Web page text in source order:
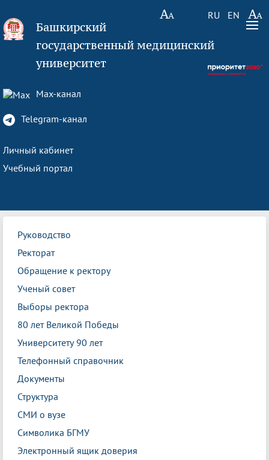
RU EN
Башкирский
государственный медицинский
университет
Max-канал
Telegram-канал
Личный кабинет
Учебный портал
Руководство
Ректорат
Обращение к ректору
Ученый совет
Выборы ректора
80 лет Великой Победы
Университету 90 лет
Телефонный справочник
Документы
Структура
СМИ о вузе
Символика БГМУ
Электронный ящик доверия